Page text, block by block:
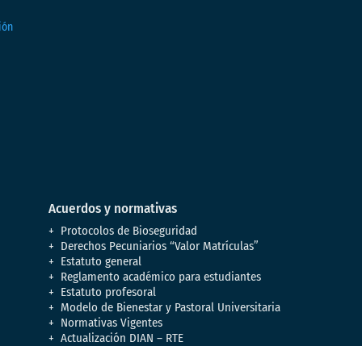
Acuerdos y normativas
Protocolos de Bioseguridad
Derechos Pecuniarios “Valor Matrículas”
Estatuto general
Reglamento académico para estudiantes
Estatuto profesoral
Modelo de Bienestar y Pastoral Universitaria
Normativas Vigentes
Actualización DIAN – RTE